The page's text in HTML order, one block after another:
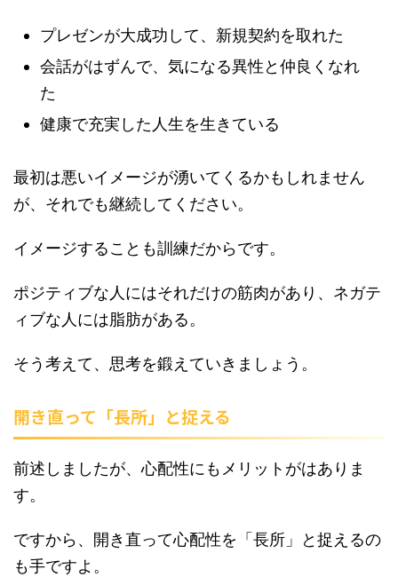
プレゼンが大成功して、新規契約を取れた
会話がはずんで、気になる異性と仲良くなれ
た
健康で充実した人生を生きている
最初は悪いイメージが湧いてくるかもしれません
が、それでも継続してください。
イメージすることも訓練だからです。
ポジティブな人にはそれだけの筋肉があり、ネガテ
ィブな人には脂肪がある。
そう考えて、思考を鍛えていきましょう。
開き直って「長所」と捉える
前述しましたが、心配性にもメリットがはありま
す。
ですから、開き直って心配性を「長所」と捉えるの
も手ですよ。